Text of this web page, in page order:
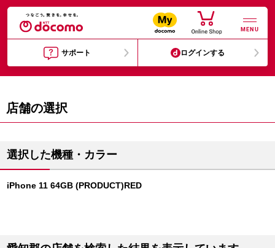
MENU
サポート ログインする
店舗の選択
選択した機種・カラー
iPhone 11 64GB (PRODUCT)RED